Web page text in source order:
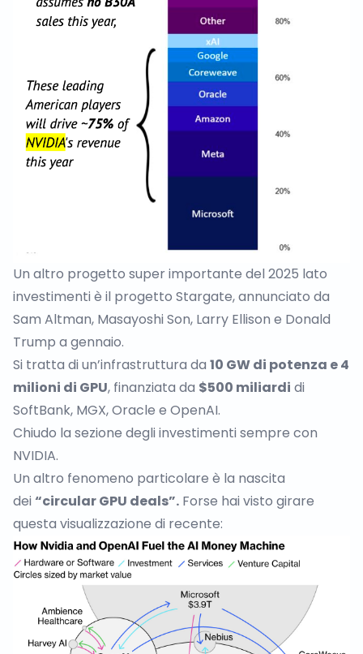
Un altro progetto super importante del 2025 lato
investimenti è il progetto Stargate, annunciato da
Sam Altman, Masayoshi Son, Larry Ellison e Donald
Trump a gennaio.
Si tratta di un’infrastruttura da 10 GW di potenza e 4
milioni di GPU, finanziata da $500 miliardi di
SoftBank, MGX, Oracle e OpenAI.
Chiudo la sezione degli investimenti sempre con
NVIDIA.
Un altro fenomeno particolare è la nascita
dei “circular GPU deals”. Forse hai visto girare
questa visualizzazione di recente: